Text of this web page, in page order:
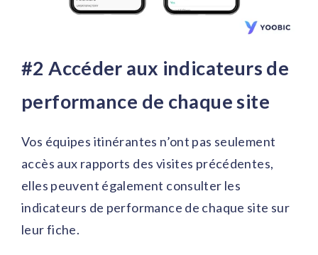
#2 Accéder aux indicateurs de
performance de chaque site
Vos équipes itinérantes n’ont pas seulement
accès aux rapports des visites précédentes,
elles peuvent également consulter les
indicateurs de performance de chaque site sur
leur fiche.